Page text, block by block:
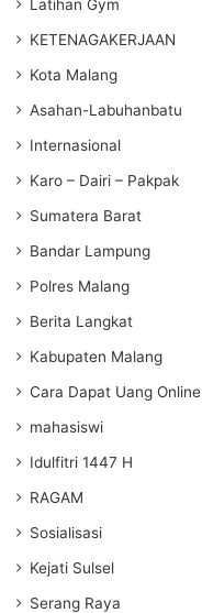
Latihan Gym
KETENAGAKERJAAN
Kota Malang
Asahan-Labuhanbatu
Internasional
Karo – Dairi – Pakpak
Sumatera Barat
Bandar Lampung
Polres Malang
Berita Langkat
Kabupaten Malang
Cara Dapat Uang Online
mahasiswi
Idulfitri 1447 H
RAGAM
Sosialisasi
Kejati Sulsel
Serang Raya